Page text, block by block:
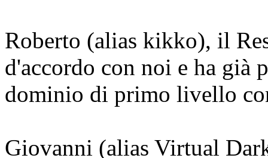
Roberto (alias kikko), il
d'accordo con noi e ha già
dominio di primo livello
Giovanni (alias Virtual